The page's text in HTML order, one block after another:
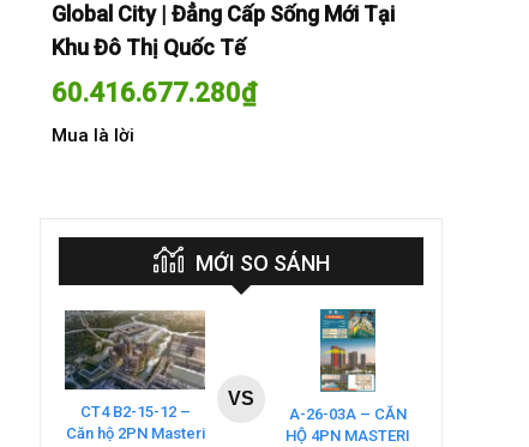
Global City | Đẳng Cấp Sống Mới Tại
Khu Đô Thị Quốc Tế
60.416.677.280₫
Mua là lời
MỚI SO SÁNH
CT4 B2-15-12 –
Căn hộ 2PN Masteri
VS
A-26-03A – CĂN
HỘ 4PN MASTERI